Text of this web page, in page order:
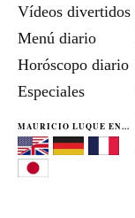
Vídeos divertidos
Menú diario
Horóscopo diario
Especiales
MAURICIO LUQUE EN...